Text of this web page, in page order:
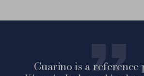
Guarino is a